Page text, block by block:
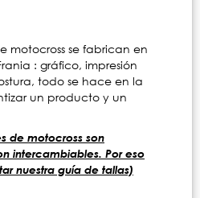
motocross se fabrican en
: gráfico, impresión
todo se hace en la
un producto y un
de motocross son
intercambiables. Por eso
nuestra guía de tallas)